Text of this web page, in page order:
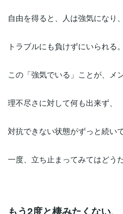
自由を得ると、人は強気になり、
トラブルにも負けずにいられる。
この「強気でいる」ことが、メ
理不尽さに対して何も出来ず、
対抗できない状態がずっと続い
一度、立ち止まってみてはどう
もう2度と棲みたくない、